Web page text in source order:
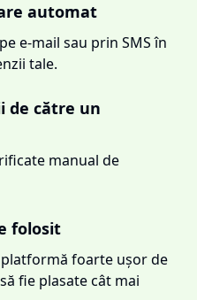
automat
e-mail sau prin SMS în
tale.
de către un
manual de
folosit
foarte ușor de
fie plasate cât mai